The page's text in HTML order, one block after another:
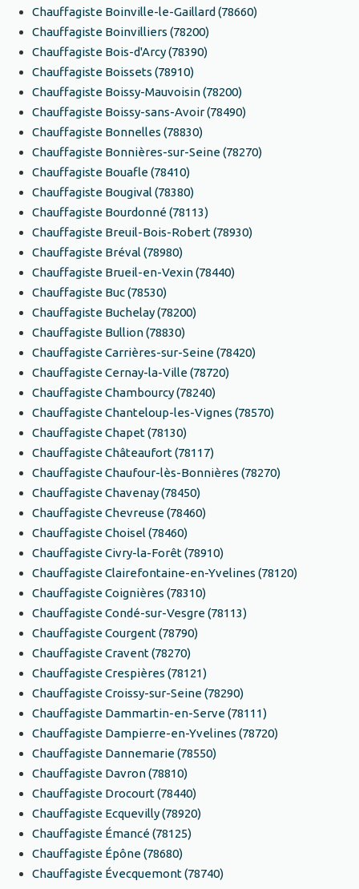
Chauffagiste Boinville-le-Gaillard (78660)
Chauffagiste Boinvilliers (78200)
Chauffagiste Bois-d'Arcy (78390)
Chauffagiste Boissets (78910)
Chauffagiste Boissy-Mauvoisin (78200)
Chauffagiste Boissy-sans-Avoir (78490)
Chauffagiste Bonnelles (78830)
Chauffagiste Bonnières-sur-Seine (78270)
Chauffagiste Bouafle (78410)
Chauffagiste Bougival (78380)
Chauffagiste Bourdonné (78113)
Chauffagiste Breuil-Bois-Robert (78930)
Chauffagiste Bréval (78980)
Chauffagiste Brueil-en-Vexin (78440)
Chauffagiste Buc (78530)
Chauffagiste Buchelay (78200)
Chauffagiste Bullion (78830)
Chauffagiste Carrières-sur-Seine (78420)
Chauffagiste Cernay-la-Ville (78720)
Chauffagiste Chambourcy (78240)
Chauffagiste Chanteloup-les-Vignes (78570)
Chauffagiste Chapet (78130)
Chauffagiste Châteaufort (78117)
Chauffagiste Chaufour-lès-Bonnières (78270)
Chauffagiste Chavenay (78450)
Chauffagiste Chevreuse (78460)
Chauffagiste Choisel (78460)
Chauffagiste Civry-la-Forêt (78910)
Chauffagiste Clairefontaine-en-Yvelines (78120)
Chauffagiste Coignières (78310)
Chauffagiste Condé-sur-Vesgre (78113)
Chauffagiste Courgent (78790)
Chauffagiste Cravent (78270)
Chauffagiste Crespières (78121)
Chauffagiste Croissy-sur-Seine (78290)
Chauffagiste Dammartin-en-Serve (78111)
Chauffagiste Dampierre-en-Yvelines (78720)
Chauffagiste Dannemarie (78550)
Chauffagiste Davron (78810)
Chauffagiste Drocourt (78440)
Chauffagiste Ecquevilly (78920)
Chauffagiste Émancé (78125)
Chauffagiste Épône (78680)
Chauffagiste Évecquemont (78740)